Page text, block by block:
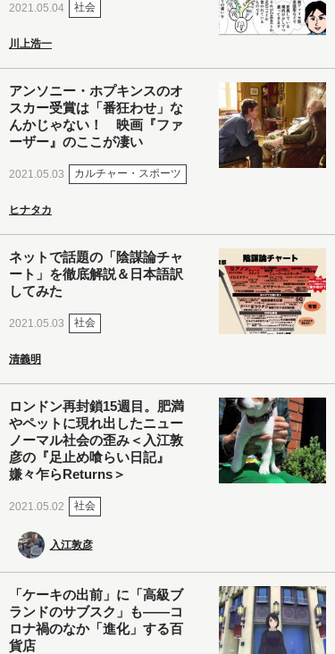
2021.05.04 社会
川上浩一
アンソニー・ホプキンスのオ
スカー受賞は「番狂わせ」な
んかじゃない！ 映画『ファ
ーザー』のここが凄い
2021.05.03 カルチャー・スポーツ
ヒナタカ
ネットで話題の「陰謀論チャ
ート」を徹底解説＆日本語訳
してみた
2021.05.03 社会
清義明
ロンドン再封鎖15週目。肥満
やペットに現れ出したニュー
ノーマル社会の歪み＜入江敦
彦の『足止め喰らい日記』
嫌々乍らReturns＞
2021.05.02 社会
入江敦彦
「ケーキの出前」に「高級ブ
ランドのサブスク」も――コ
ロナ禍のなか「進化」する百
貨店